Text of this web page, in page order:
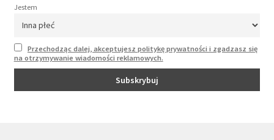
Jestem
Przechodząc dalej, akceptujesz politykę prywatności i zgadzasz się
na otrzymywanie wiadomości reklamowych.